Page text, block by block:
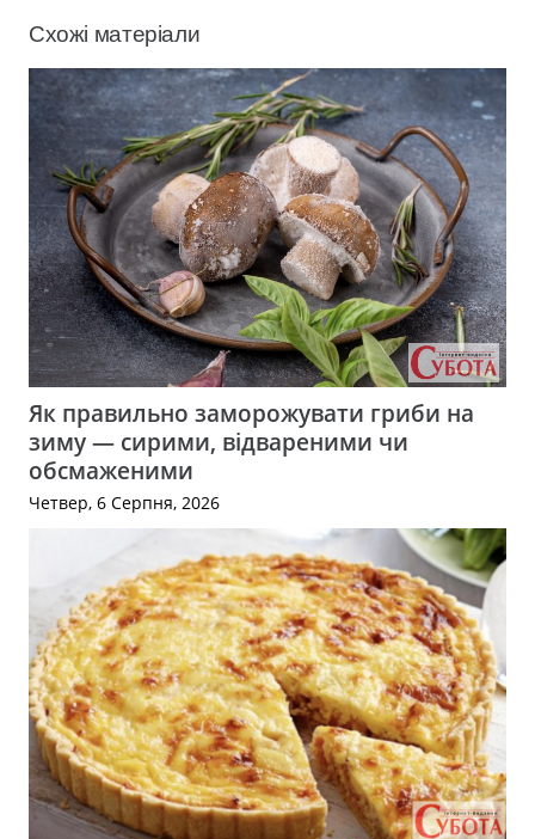
Схожі матеріали
Як правильно заморожувати гриби на
зиму — сирими, відвареними чи
обсмаженими
Четвер, 6 Серпня, 2026